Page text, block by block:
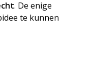
. De enige
te kunnen